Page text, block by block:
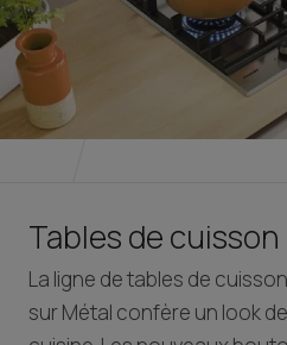
Tables de
La ligne de tables de
sur Métal confère un look